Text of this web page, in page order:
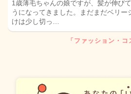
1歳薄毛ちゃんの娘ですが、髪が伸び
うになってきました。まだまだベリ
けは少し切っ…
「ファッション・